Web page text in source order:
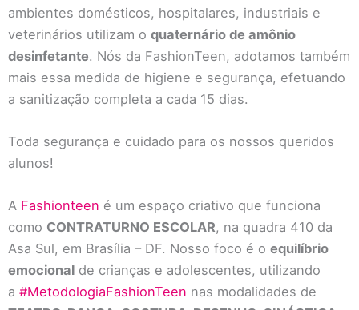
ambientes domésticos, hospitalares, industriais e
veterinários utilizam o quaternário de amônio
desinfetante. Nós da FashionTeen, adotamos também
mais essa medida de higiene e segurança, efetuando
a sanitização completa a cada 15 dias.
Toda segurança e cuidado para os nossos queridos
alunos!
A Fashionteen é um espaço criativo que funciona
como CONTRATURNO ESCOLAR, na quadra 410 da
Asa Sul, em Brasília – DF. Nosso foco é o equilíbrio
emocional de crianças e adolescentes, utilizando
a #MetodologiaFashionTeen nas modalidades de